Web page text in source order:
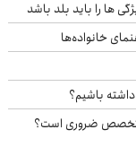
ها را باید بلد باشد
باشیم؟
متخصص ضروری است؟